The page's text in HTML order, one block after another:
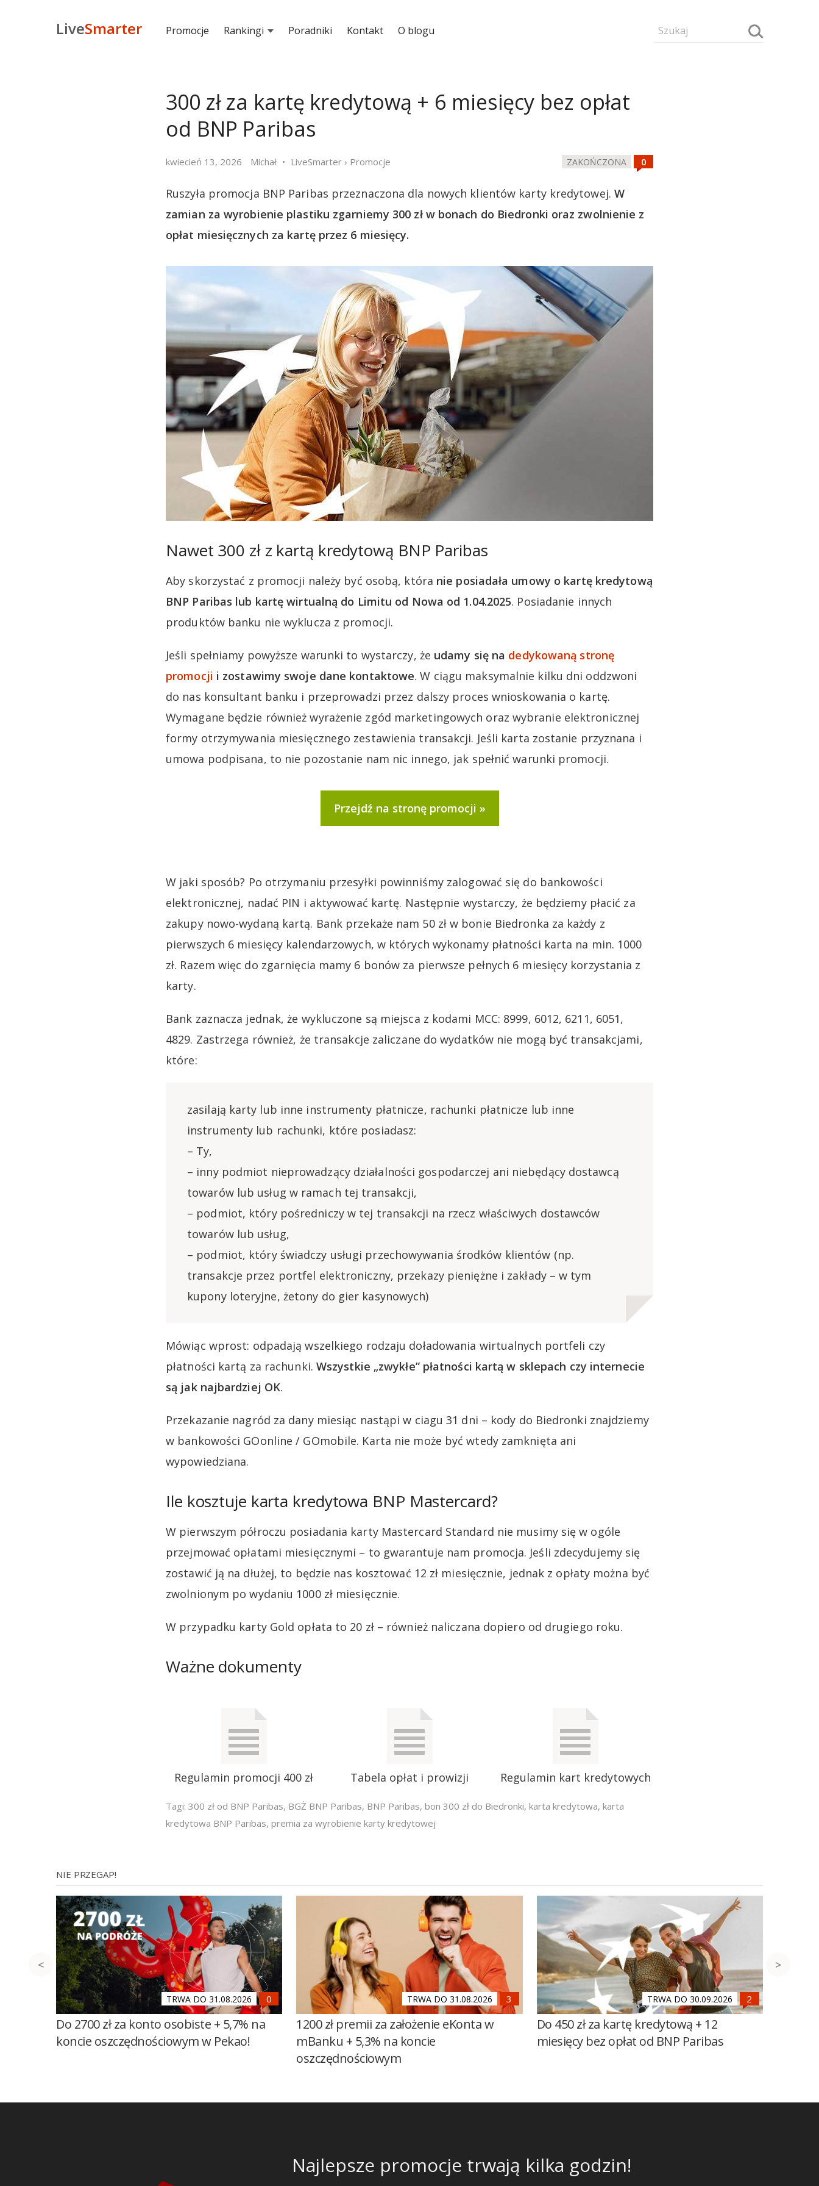
LiveSmarter Promocje Rankingi Poradniki Kontakt O blogu
300 zł za kartę kredytową + 6 miesięcy bez opłat
od BNP Paribas
kwiecień 13, 2026 Michał LiveSmarter › Promocje ZAKOŃCZONA
Ruszyła promocja BNP Paribas przeznaczona dla nowych klientów karty kredytowej. W
zamian za wyrobienie plastiku zgarniemy 300 zł w bonach do Biedronki oraz zwolnienie z
opłat miesięcznych za kartę przez 6 miesięcy.
Nawet 300 zł z kartą kredytową BNP Paribas
Aby skorzystać z promocji należy być osobą, która nie posiadała umowy o kartę kredytową
BNP Paribas lub kartę wirtualną do Limitu od Nowa od 1.04.2025. Posiadanie innych
produktów banku nie wyklucza z promocji.
Jeśli spełniamy powyższe warunki to wystarczy, że udamy się na dedykowaną stronę
promocji i zostawimy swoje dane kontaktowe. W ciągu maksymalnie kilku dni oddzwoni
do nas konsultant banku i przeprowadzi przez dalszy proces wnioskowania o kartę.
Wymagane będzie również wyrażenie zgód marketingowych oraz wybranie elektronicznej
formy otrzymywania miesięcznego zestawienia transakcji. Jeśli karta zostanie przyznana i
umowa podpisana, to nie pozostanie nam nic innego, jak spełnić warunki promocji.
Przejdź na stronę promocji
W jaki sposób? Po otrzymaniu przesyłki powinniśmy zalogować się do bankowości
elektronicznej, nadać PIN i aktywować kartę. Następnie wystarczy, że będziemy płacić za
zakupy nowo-wydaną kartą. Bank przekaże nam 50 zł w bonie Biedronka za każdy z
pierwszych 6 miesięcy kalendarzowych, w których wykonamy płatności karta na min. 1000
zł. Razem więc do zgarnięcia mamy 6 bonów za pierwsze pełnych 6 miesięcy korzystania z
karty.
Bank zaznacza jednak, że wykluczone są miejsca z kodami MCC: 8999, 6012, 6211, 6051,
4829. Zastrzega również, że transakcje zaliczane do wydatków nie mogą być transakcjami,
które:
zasilają karty lub inne instrumenty płatnicze, rachunki płatnicze lub inne
instrumenty lub rachunki, które posiadasz:
– Ty,
– inny podmiot nieprowadzący działalności gospodarczej ani niebędący dostawcą
towarów lub usług w ramach tej transakcji,
– podmiot, który pośredniczy w tej transakcji na rzecz właściwych dostawców
towarów lub usług,
– podmiot, który świadczy usługi przechowywania środków klientów (np.
transakcje przez portfel elektroniczny, przekazy pieniężne i zakłady – w tym
kupony loteryjne, żetony do gier kasynowych)
Mówiąc wprost: odpadają wszelkiego rodzaju doładowania wirtualnych portfeli czy
płatności kartą za rachunki. Wszystkie „zwykłe” płatności kartą w sklepach czy internecie
są jak najbardziej OK.
Przekazanie nagród za dany miesiąc nastąpi w ciagu 31 dni – kody do Biedronki znajdziemy
w bankowości GOonline / GOmobile. Karta nie może być wtedy zamknięta ani
wypowiedziana.
Ile kosztuje karta kredytowa BNP Mastercard?
W pierwszym półroczu posiadania karty Mastercard Standard nie musimy się w ogóle
przejmować opłatami miesięcznymi – to gwarantuje nam promocja. Jeśli zdecydujemy się
zostawić ją na dłużej, to będzie nas kosztować 12 zł miesięcznie, jednak z opłaty można być
zwolnionym po wydaniu 1000 zł miesięcznie.
W przypadku karty Gold opłata to 20 zł – również naliczana dopiero od drugiego roku.
Ważne dokumenty
Regulamin promocji 400 zł Tabela opłat i prowizji Regulamin kart kredytowych
Tagi: 300 zł od BNP Paribas, BGŻ BNP Paribas, BNP Paribas, bon 300 zł do Biedronki, karta kredytowa, karta
kredytowa BNP Paribas, premia za wyrobienie karty kredytowej
NIE PRZEGAP!
TRWA DO 31.08.2026
Do 2700 zł za konto osobiste + 5,7% na
koncie oszczędnościowym w Pekao!
TRWA DO 31.08.2026
1200 zł premii za założenie eKonta w
mBanku + 5,3% na koncie
oszczędnościowym
TRWA DO 30.09.2026
Do 450 zł za kartę kredytową + 12
miesięcy bez opłat od BNP Paribas
Najlepsze promocje trwają kilka godzin!